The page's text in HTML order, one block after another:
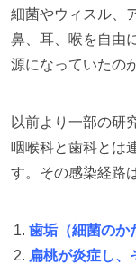
細菌やウィスル、
鼻、耳、喉を自由
源になっていたの
以前より一部の研
咽喉科と歯科とは
す。その感染経路
歯垢（細菌のか
扁桃が炎症し、